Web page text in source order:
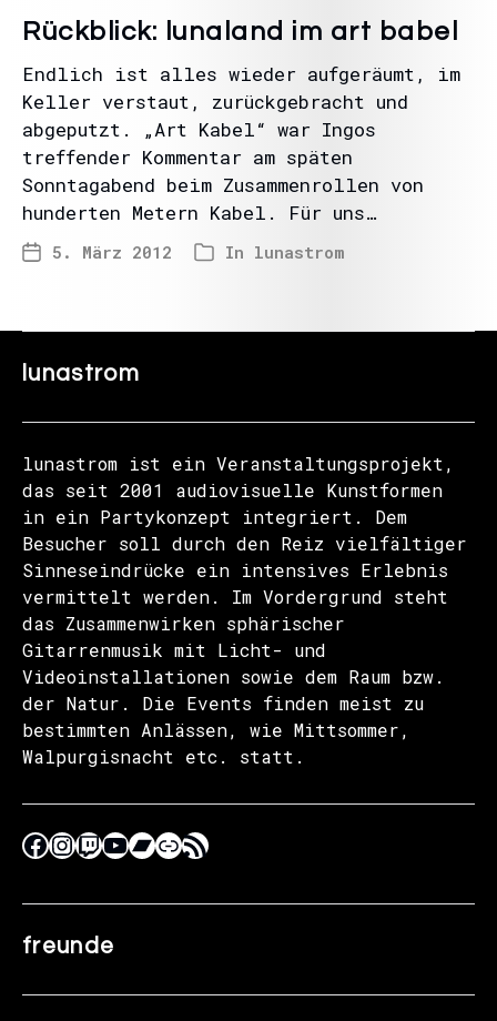
Rückblick: lunaland im art babel
Endlich ist alles wieder aufgeräumt, im
Keller verstaut, zurückgebracht und
abgeputzt. „Art Kabel“ war Ingos
treffender Kommentar am späten
Sonntagabend beim Zusammenrollen von
hunderten Metern Kabel. Für uns…
5. März 2012 In lunastrom
lunastrom
lunastrom ist ein Veranstaltungsprojekt,
das seit 2001 audiovisuelle Kunstformen
in ein Partykonzept integriert. Dem
Besucher soll durch den Reiz vielfältiger
Sinneseindrücke ein intensives Erlebnis
vermittelt werden. Im Vordergrund steht
das Zusammenwirken sphärischer
Gitarrenmusik mit Licht- und
Videoinstallationen sowie dem Raum bzw.
der Natur. Die Events finden meist zu
bestimmten Anlässen, wie Mittsommer,
Walpurgisnacht etc. statt.
freunde